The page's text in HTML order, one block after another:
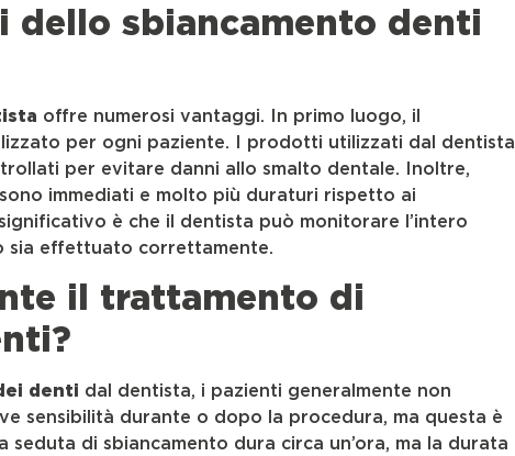
dello sbiancamento denti
offre numerosi vantaggi. In primo luogo, il
per ogni paziente. I prodotti utilizzati dal dentista
per evitare danni allo smalto dentale. Inoltre,
immediati e molto più duraturi rispetto ai
è che il dentista può monitorare l’intero
sia effettuato correttamente.
il trattamento di
denti dal dentista, i pazienti generalmente non
sensibilità durante o dopo la procedura, ma questa è
di sbiancamento dura circa un’ora, ma la durata